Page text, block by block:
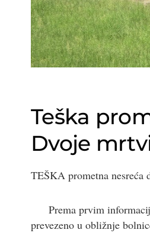
Teška
Dvoje
TEŠKA prometna nesreća
Prema prvim
prevezeno u obližnje